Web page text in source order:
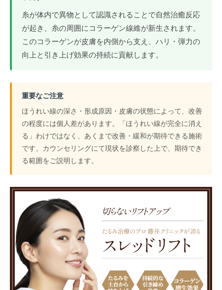
糸が体内で異物として認識されることで自然治癒反応
が起き、糸の周囲にコラーゲン線維が新生されます。
このコラーゲンが皮膚を内側から支え、ハリ・弾力の
向上と引き上げ効果の持続に貢献します。
重要なご注意
ほうれい線の深さ・形成原因・皮膚の状態によって、改善
の程度には個人差があります。「ほうれい線が完全に消え
る」わけではなく、あくまで改善・緩和が期待できる施術
です。カウンセリングにて現状を診察した上で、期待でき
る範囲をご説明します。